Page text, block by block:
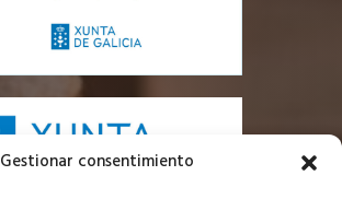
Gestionar consentimiento